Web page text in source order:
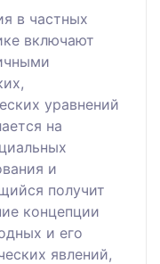
в частных
включают
уравнений
на
и
получит
концепции
и его
явлений,